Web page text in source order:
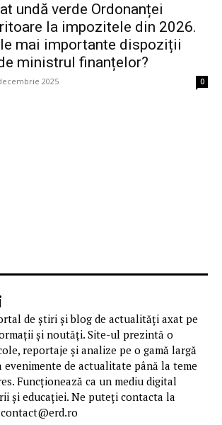
undă verde Ordonanței
la impozitele din 2026.
mai importante dispoziții
ministrul finanțelor?
2025 0
de știri și blog de actualități axat pe
și noutăți. Site-ul prezintă o
reportaje și analize pe o gamă largă
evenimente de actualitate până la teme
Funcționează ca un mediu digital
și educației. Ne puteți contacta la